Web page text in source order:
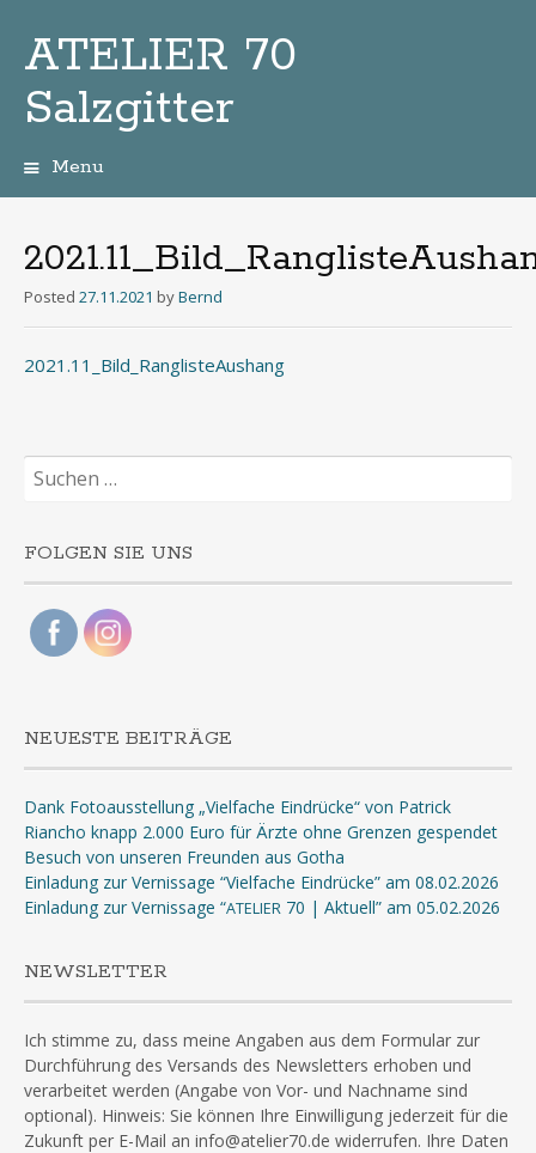
ATELIER 70
Salzgitter
Menu
Posted 27.11.2021 byBernd
2021.11_Bild_RanglisteAushang
Suchen
nach:
FOLGEN SIE UNS
NEUESTE BEITRÄGE
Dank Fotoausstellung „Vielfache Eindrücke“ von Patrick
Riancho knapp 2.000 Euro für Ärzte ohne Grenzen gespendet
Besuch von unseren Freunden aus Gotha
Einladung zur Vernissage “Vielfache Eindrücke” am 08.02.2026
Einladung zur Vernissage “ATELIER 70 | Aktuell” am 05.02.2026
NEWSLETTER
Ich stimme zu, dass meine Angaben aus dem Formular zur
Durchführung des Versands des Newsletters erhoben und
verarbeitet werden (Angabe von Vor- und Nachname sind
optional). Hinweis: Sie können Ihre Einwilligung jederzeit für die
Zukunft per E-Mail an info@atelier70.de widerrufen. Ihre Daten